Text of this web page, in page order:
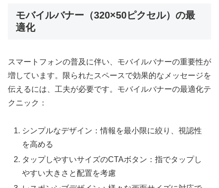
モバイルバナー（320×50ピクセル）の最
適化
スマートフォンの普及に伴い、モバイルバナーの重要性が
増しています。限られたスペースで効果的なメッセージを
伝えるには、工夫が必要です。モバイルバナーの最適化テ
クニック：
シンプルなデザイン：情報を最小限に絞り、視認性
を高める
タップしやすいサイズのCTAボタン：指でタップし
やすい大きさと配置を考慮